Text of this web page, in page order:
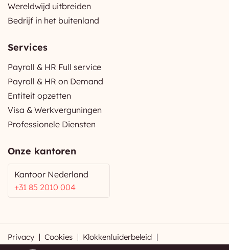
Wereldwijd uitbreiden
Bedrijf in het buitenland
Services
Payroll & HR Full service
Payroll & HR on Demand
Entiteit opzetten
Visa & Werkverguningen
Professionele Diensten
Onze kantoren
Kantoor Nederland
+31 85 2010 004
Privacy Cookies
Klokkenluiderbeleid